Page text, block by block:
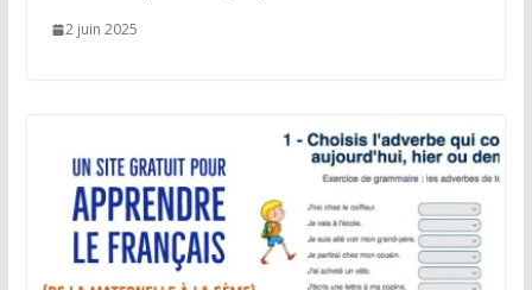
2 juin 2025